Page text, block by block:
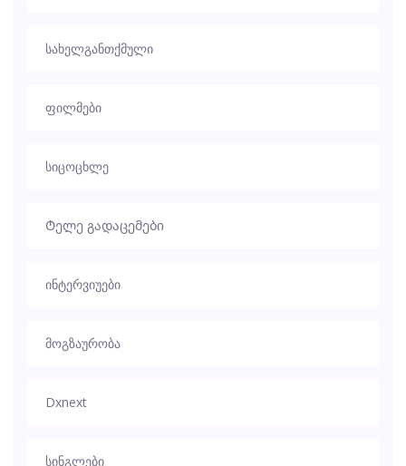
სახელგანთქმული
ფილმები
სიცოცხლე
Ტელე გადაცემები
ინტერვიუები
მოგზაურობა
Dxnext
სინგლები